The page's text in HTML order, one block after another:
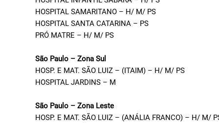
HOSPITAL SAMARITANO – H/ M/ PS
HOSPITAL SANTA CATARINA – PS
PRÓ MATRE – H/ M/ PS
São Paulo – Zona Sul
HOSP. E MAT. SÃO LUIZ – (ITAIM) – H/ M/ PS
HOSPITAL JARDINS – M
São Paulo – Zona Leste
HOSP. E MAT. SÃO LUIZ – (ANÁLIA FRANCO) – H/ M/